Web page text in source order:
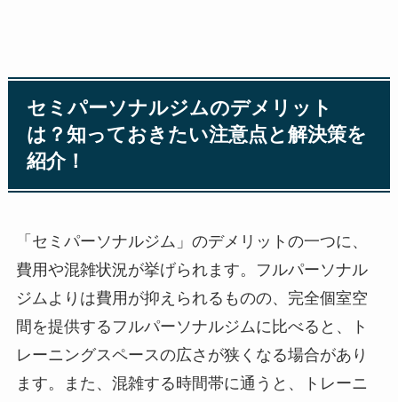
セミパーソナルジムのデメリット
は？知っておきたい注意点と解決策を
紹介！
「セミパーソナルジム」のデメリットの一つに、
費用や混雑状況が挙げられます。フルパーソナル
ジムよりは費用が抑えられるものの、完全個室空
間を提供するフルパーソナルジムに比べると、ト
レーニングスペースの広さが狭くなる場合があり
ます。また、混雑する時間帯に通うと、トレーニ